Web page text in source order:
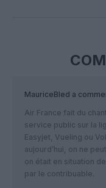
MauriceBled a
Air France fait du
service public sur la
Easyjet, Vueling ou
aujourd’hui, on ne
on était en situation
par le contribuable.